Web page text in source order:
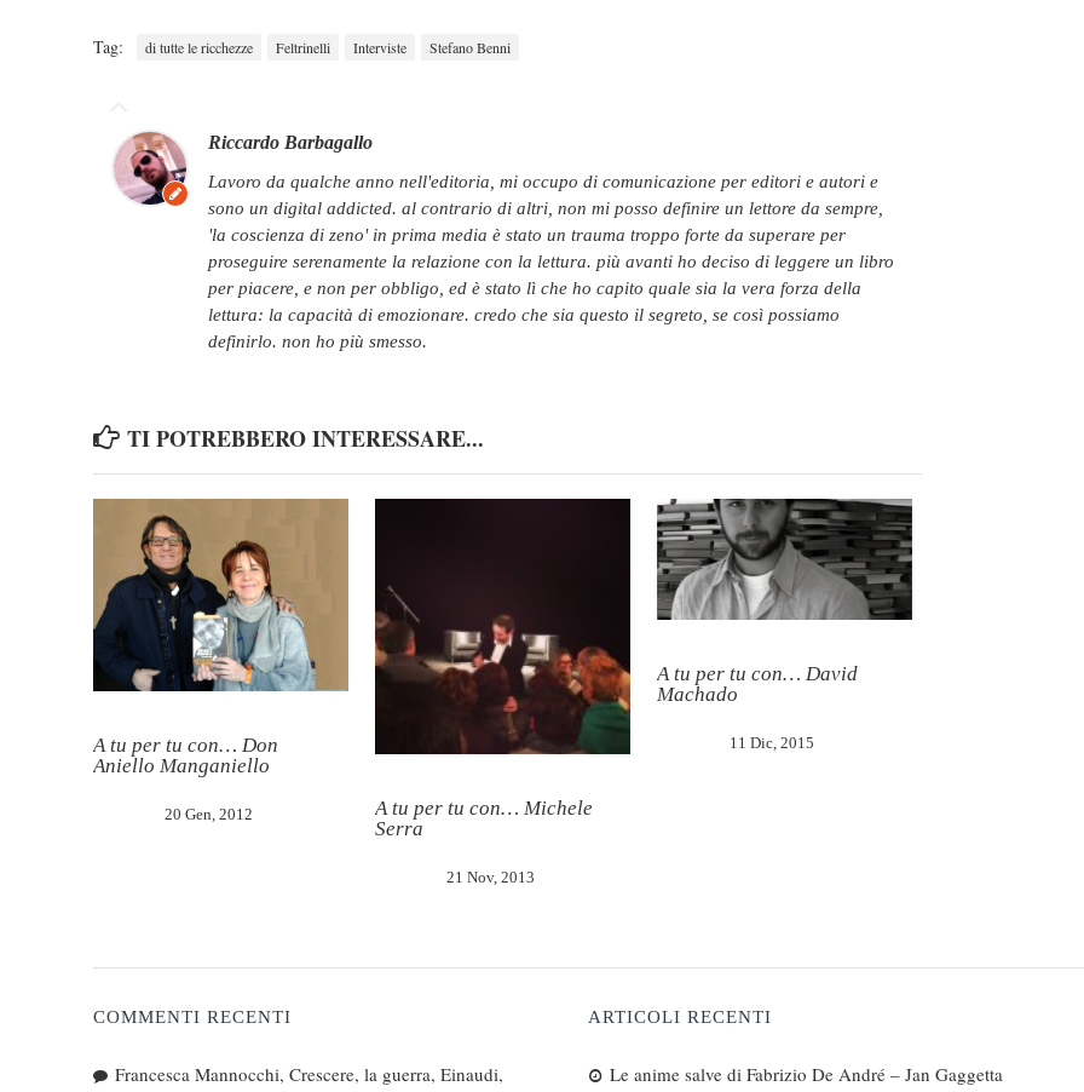
Tag: di tutte le ricchezze Feltrinelli Interviste Stefano Benni
Riccardo Barbagallo
lavoro da qualche anno nell'editoria, mi occupo di comunicazione per editori e autori e
sono un digital addicted. al contrario di altri, non mi posso definire un lettore da sempre,
'la coscienza di zeno' in prima media è stato un trauma troppo forte da superare per
proseguire serenamente la relazione con la lettura. più avanti ho deciso di leggere un libro
per piacere, e non per obbligo, ed è stato lì che ho capito quale sia la vera forza della
lettura: la capacità di emozionare. credo che sia questo il segreto, se così possiamo
definirlo. non ho più smesso.
TI POTREBBERO INTERESSARE...
A tu per tu con… Don
Aniello Manganiello
20 Gen, 2012
A tu per tu con… Michele
Serra
21 Nov, 2013
A tu per tu con… David
Machado
11 Dic, 2015
COMMENTI RECENTI
Francesca Mannocchi, Crescere, la guerra, Einaudi,
ARTICOLI RECENTI
Le anime salve di Fabrizio De André – Jan Gaggetta